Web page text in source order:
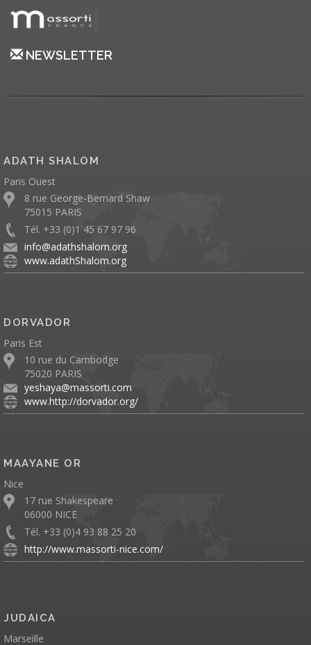
NEWSLETTER
ADATH SHALOM
Paris Ouest
8 rue George-Bernard Shaw
75015 PARIS
Tél. +33 (0)1 45 67 97 96
info@adathshalom.org
www.adathShalom.org
DORVADOR
Paris Est
10 rue du Cambodge
75020 PARIS
yeshaya@massorti.com
www.http://dorvador.org/
MAAYANE OR
Nice
17 rue Shakespeare
06000 NICE
Tél. +33 (0)4 93 88 25 20
http://www.massorti-nice.com/
JUDAICA
Marseille